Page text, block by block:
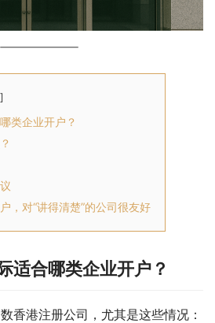
类企业开户？
，对“讲得清楚”的公司很友好
适合哪类企业开户？
香港注册公司，尤其是这些情况：